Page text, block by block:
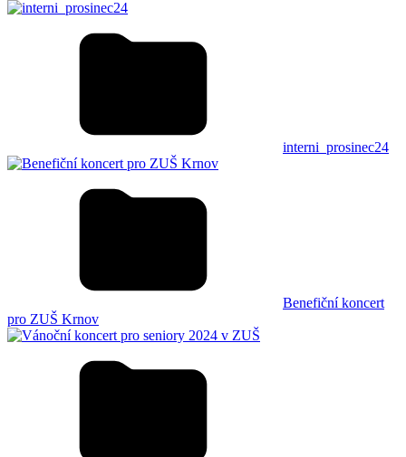
interni_prosinec24
Benefiční koncert
pro ZUŠ Krnov